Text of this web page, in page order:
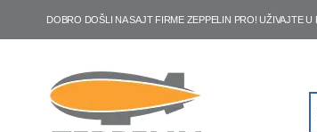
DOBRO DOŠLI NA SAJT FIRME ZEPPELIN PRO! UŽIVAJTE